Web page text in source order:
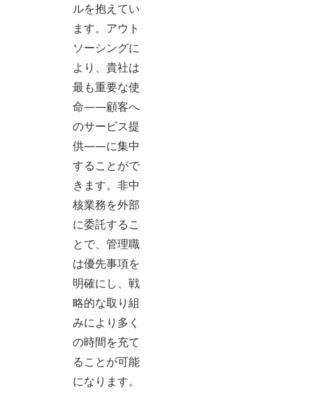
ルを抱えてい
ます。アウト
ソーシングに
より、貴社は
最も重要な使
命——顧客へ
のサービス提
供——に集中
することがで
きます。非中
核業務を外部
に委託するこ
とで、管理職
は優先事項を
明確にし、戦
略的な取り組
みにより多く
の時間を充て
ることが可能
になります。